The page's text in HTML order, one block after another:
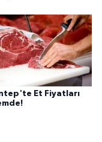
Et Fiyatları